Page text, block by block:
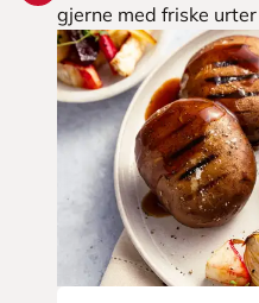
gjerne med friske